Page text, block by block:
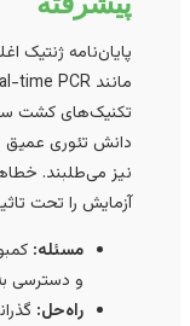
پایان‌نامه ژنتیک اغلب
تکنیک‌های کشت سلول
دانش تئوری عمیق
نیز می‌طلبند. خطاهای
آزمایش را تحت تاثیر
مسئله:کمبود
و دسترسی به
راه‌حل:گذراندن